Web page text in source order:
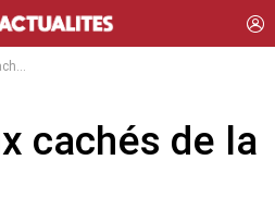
cachés de la